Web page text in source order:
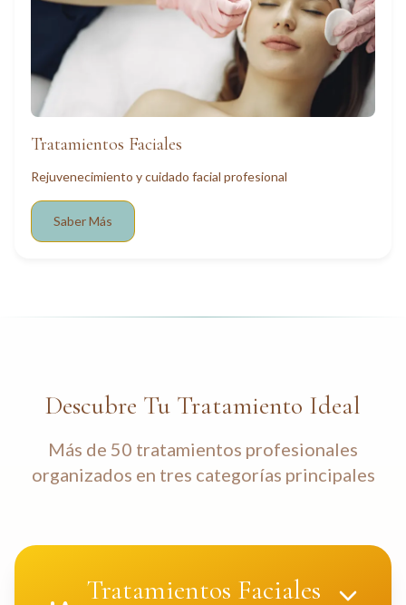
Tratamientos Faciales
Rejuvenecimiento y cuidado facial profesional
Saber Más
Descubre Tu Tratamiento Ideal
Más de 50 tratamientos profesionales
organizados en tres categorías principales
Tratamientos Faciales